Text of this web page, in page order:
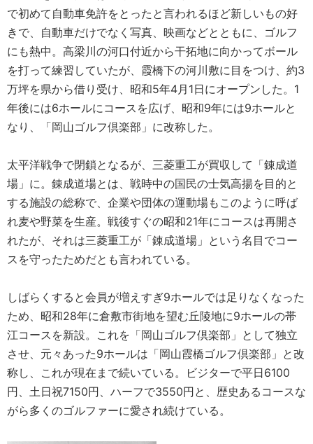
で初めて自動車免許をとったと言われるほど新しいもの好
きで、自動車だけでなく写真、映画などとともに、ゴルフ
にも熱中。高梁川の河口付近から干拓地に向かってボール
を打って練習していたが、霞橋下の河川敷に目をつけ、約3
万坪を県から借り受け、昭和5年4月1日にオープンした。1
年後には6ホールにコースを広げ、昭和9年には9ホールと
なり、「岡山ゴルフ倶楽部」に改称した。
太平洋戦争で閉鎖となるが、三菱重工が買収して「錬成道
場」に。錬成道場とは、戦時中の国民の士気高揚を目的と
する施設の総称で、企業や団体の運動場もこのように呼ば
れ麦や野菜を生産。戦後すぐの昭和21年にコースは再開さ
れたが、それは三菱重工が「錬成道場」という名目でコー
スを守ったためだとも言われている。
しばらくすると会員が増えすぎ9ホールでは足りなくなった
ため、昭和28年に倉敷市街地を望む丘陵地に9ホールの帯
江コースを新設。これを「岡山ゴルフ倶楽部」として独立
させ、元々あった9ホールは「岡山霞橋ゴルフ倶楽部」と改
称し、これが現在まで続いている。ビジターで平日6100
円、土日祝7150円、ハーフで3550円と、歴史あるコースな
がら多くのゴルファーに愛され続けている。